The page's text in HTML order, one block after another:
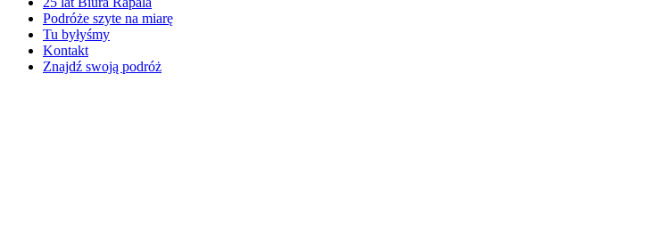
Podróże szyte na miarę
Tu byłyśmy
Kontakt
Znajdź swoją podróż